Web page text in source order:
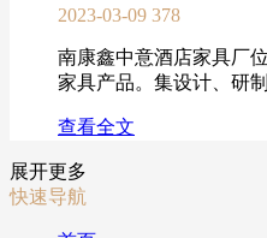
2023-03-09 378
南康鑫中意酒店家具厂
家具产品。集设计、研
查看全文
展开更多
快速导航